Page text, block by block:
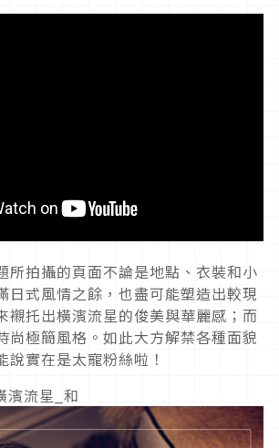
所拍攝的頁面不論是地點、衣裝和小
日式風情之餘，也盡可能塑造出較現
襯托出橫濱流星的俊美與華麗感；而
尚極簡風格。如此大方解禁各種面貌
說實在是太寵粉絲啦！